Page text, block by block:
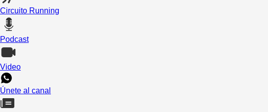
Circuito Running
Podcast
Video
Únete al canal